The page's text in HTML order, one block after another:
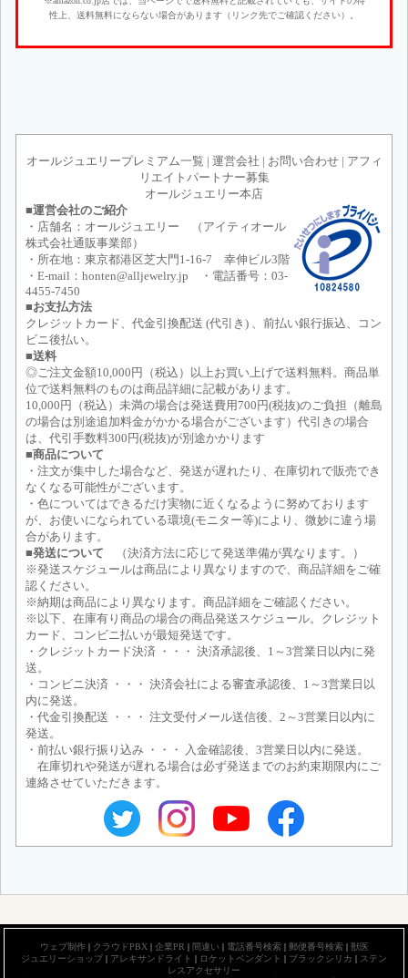
性上、送料無料にならない場合があります（リンク先でご確認ください）。
オールジュエリープレミアム一覧 | 運営会社 | お問い合わせ| アフィ
リエイトパートナー募集
オールジュエリー本店
■運営会社のご紹介
・店舗名：オールジュエリー （アイティオール
株式会社通販事業部）
・所在地：東京都港区芝大門1-16-7 幸伸ビル3階
・E-mail：honten@alljewelry.jp ・電話番号：03-
4455-7450
■お支払方法
クレジットカード、代金引換配送 (代引き) 、前払い銀行振込、コン
ビニ後払い。
■送料
◎ご注文金額10,000円（税込）以上お買い上げで送料無料。商品単
位で送料無料のものは商品詳細に記載があります。
10,000円（税込）未満の場合は発送費用700円(税抜)のご負担（離島
の場合は別途追加料金がかかる場合がございます）代引きの場合
は、代引手数料300円(税抜)が別途かかります
■商品について
・注文が集中した場合など、発送が遅れたり、在庫切れで販売でき
なくなる可能性がございます。
・色についてはできるだけ実物に近くなるように努めております
が、お使いになられている環境(モニター等)により、微妙に違う場
合があります。
■発送について （決済方法に応じて発送準備が異なります。）
※発送スケジュールは商品により異なりますので、商品詳細をご確
認ください。
※納期は商品により異なります。商品詳細をご確認ください。
※以下、在庫有り商品の場合の商品発送スケジュール。クレジット
カード、コンビニ払いが最短発送です。
・クレジットカード決済 ・・・ 決済承認後、1～3営業日以内に発
送。
・コンビニ決済 ・・・ 決済会社による審査承認後、1～3営業日以
内に発送。
・代金引換配送 ・・・ 注文受付メール送信後、2～3営業日以内に
発送。
・前払い銀行振り込み ・・・ 入金確認後、3営業日以内に発送。
在庫切れや発送が遅れる場合は必ず発送までのお約束期限内にご
連絡させていただきます。
ウェブ制作| クラウドPBX| 企業PR | 間違い | 電話番号検索| 郵便番号検索| 獣医
ジュエリーショップ | アレキサンドライト | ロケットペンダント | ブラックシリカ | ステン
レスアクセサリー